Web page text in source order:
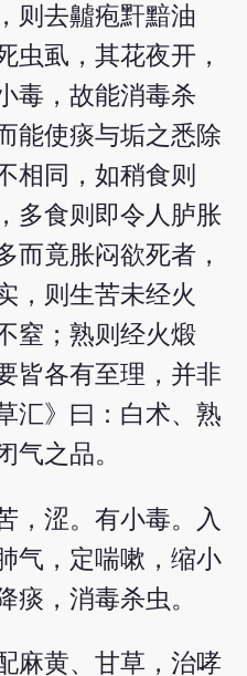
则去齇疱䵟黯油
虫虱，其花夜开，
毒，故能消毒杀
能使痰与垢之悉除
相同，如稍食则
多食则即令人胪胀
而竟胀闷欲死者，
，则生苦未经火
窒；熟则经火煅
皆各有至理，并非
汇》曰：白术、熟
气之品。
，涩。有小毒。入
气，定喘嗽，缩小
痰，消毒杀虫。
麻黄、甘草，治哮